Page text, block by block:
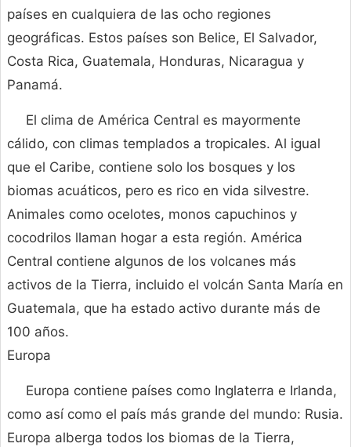
países en cualquiera de las ocho regiones
geográficas. Estos países son Belice, El Salvador,
Costa Rica, Guatemala, Honduras, Nicaragua y
Panamá.
El clima de América Central es mayormente
cálido, con climas templados a tropicales. Al igual
que el Caribe, contiene solo los bosques y los
biomas acuáticos, pero es rico en vida silvestre.
Animales como ocelotes, monos capuchinos y
cocodrilos llaman hogar a esta región. América
Central contiene algunos de los volcanes más
activos de la Tierra, incluido el volcán Santa María en
Guatemala, que ha estado activo durante más de
100 años.
Europa
Europa contiene países como Inglaterra e Irlanda,
como así como el país más grande del mundo: Rusia.
Europa alberga todos los biomas de la Tierra,